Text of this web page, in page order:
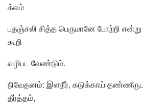
க்லம்
பதஞ்சலி சித்த பெருமானே போற்றி
கூறி
வழிபட வேண்டும்.
நிவேதனம்: இளநீர், கடுக்காய்
தீர்த்தம்,